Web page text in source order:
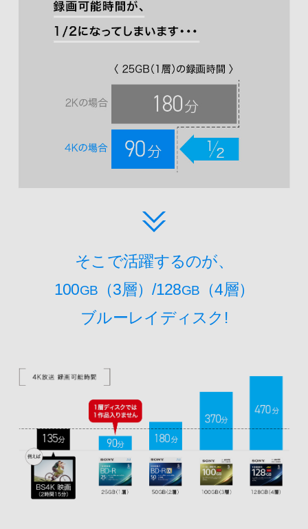
そこで活躍するのが、
100GB （3層）/128GB
（4層）
ブルーレイディスク!